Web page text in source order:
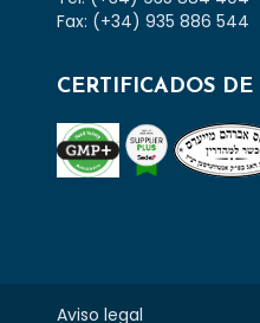
Fax: (+34) 935 886 544
CERTIFICADOS
Aviso legal